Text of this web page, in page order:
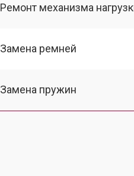
Ремонт механизма
Замена ремней
Замена пружин